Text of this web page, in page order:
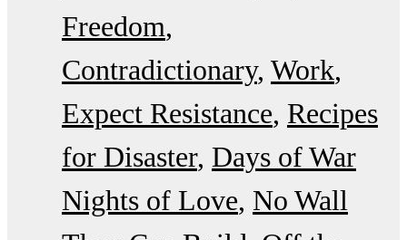
Freedom
Contradictionary Work
Expect Resistance Recipes
for Disaster Days of War
Nights of Love No Wall